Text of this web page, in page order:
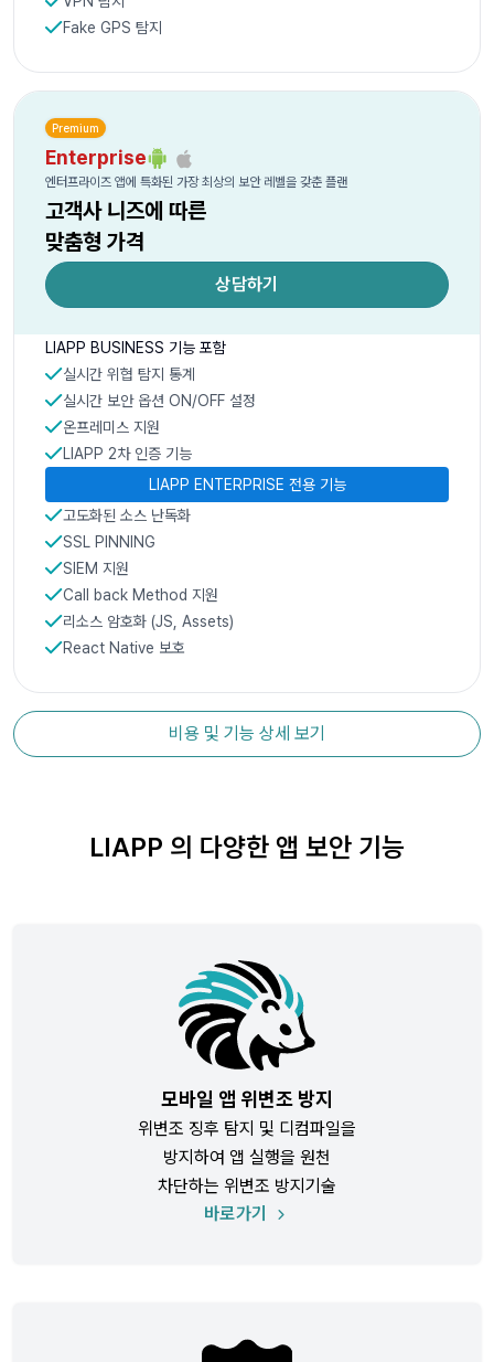
Fake GPS 탐지
Premium
Enterprise
엔터프라이즈 앱에 특화된 가장 최상의 보안 레벨을 갖춘 플랜
고객사 니즈에 따른
맞춤형 가격
상담하기
LIAPP BUSINESS 기능 포함
실시간 위협 탐지 통계
실시간 보안 옵션 ON/OFF 설정
온프레미스 지원
LIAPP 2차 인증 기능
LIAPP ENTERPRISE 전용 기능
고도화된 소스 난독화
SSL PINNING
SIEM 지원
Call back Method 지원
리소스 암호화 (JS, Assets)
React Native 보호
비용 및 기능 상세 보기
LIAPP 의 다양한 앱 보안 기능
모바일 앱 위변조 방지
위변조 징후 탐지 및 디컴파일을
방지하여 앱 실행을 원천
차단하는 위변조 방지기술
바로가기